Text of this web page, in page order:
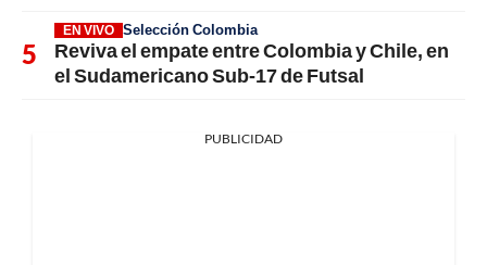
EN VIVO Selección Colombia
Reviva el empate entre Colombia y Chile, en
el Sudamericano Sub-17 de Futsal
PUBLICIDAD